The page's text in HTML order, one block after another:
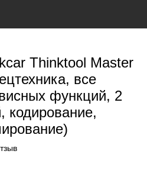
Thinktool Master
все
функций, 2
кодирование,